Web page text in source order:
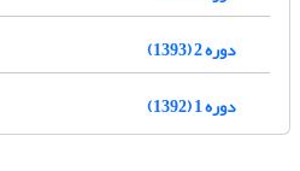
دوره 2 (1393)
دوره 1 (1392)